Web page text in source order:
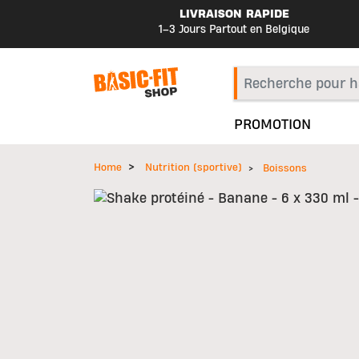
LIVRAISON RAPIDE
1–3 Jours Partout en Belgique
PROMOTION
Home Nutrition (sportive) Boissons